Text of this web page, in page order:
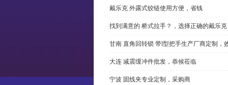
戴乐克 外露式铰链使用方便，省钱
找到满意的 桥式拉手？，选择正确的戴乐克
甘南 直角回转锁 带l型把手生产厂商定制，
大连 减震缓冲件批发，恭候莅临
宁波 固线夹专业定制，采购商